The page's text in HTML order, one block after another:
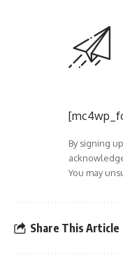
By signing
You may
Share This Article